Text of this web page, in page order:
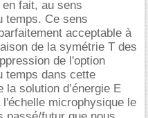
fait, au sens
temps. Ce sens
acceptable à
de la symétrie T des
de l'option
temps dans cette
la solution d’énergie E
microphysique le